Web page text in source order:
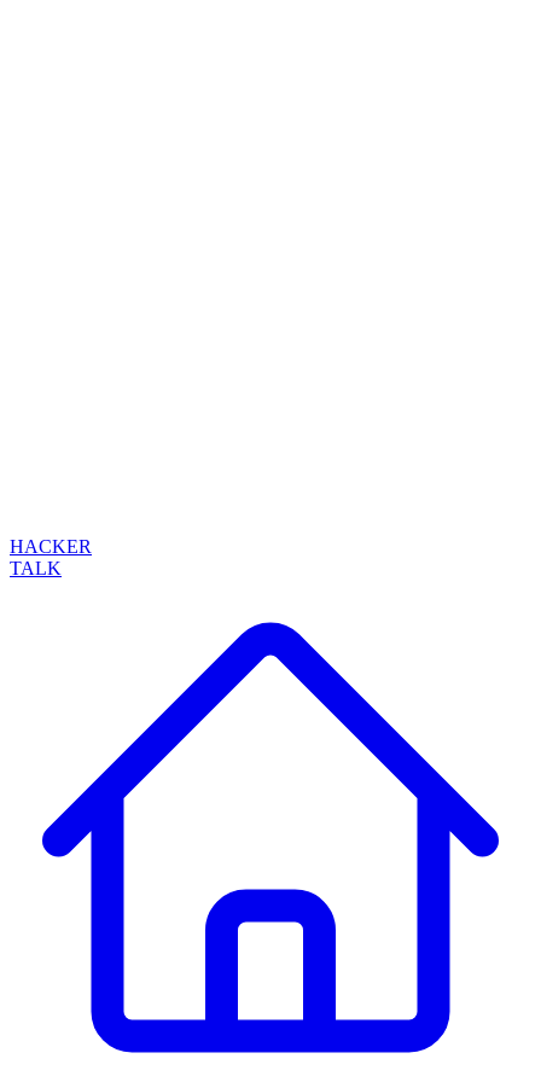
HACKER
TALK